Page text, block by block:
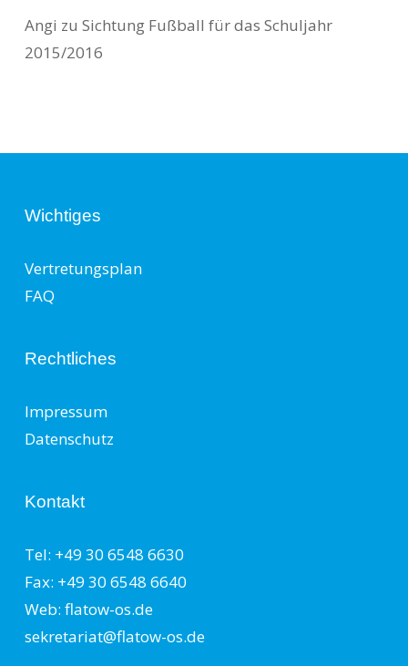
Angi zu Sichtung Fußball für das Schuljahr
2015/2016
Wichtiges
Vertretungsplan
FAQ
Rechtliches
Impressum
Datenschutz
Kontakt
Tel: +49 30 6548 6630
Fax: +49 30 6548 6640
Web: flatow-os.de
sekretariat@flatow-os.de